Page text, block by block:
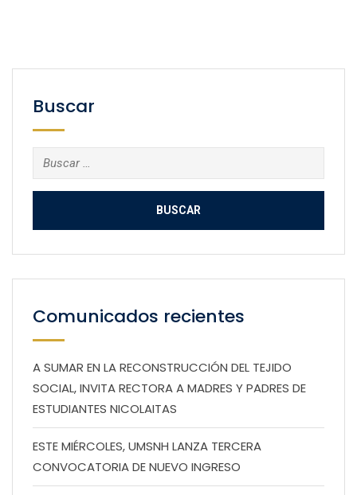
Buscar
Buscar:
Comunicados recientes
A SUMAR EN LA RECONSTRUCCIÓN DEL TEJIDO
SOCIAL, INVITA RECTORA A MADRES Y PADRES DE
ESTUDIANTES NICOLAITAS
ESTE MIÉRCOLES, UMSNH LANZA TERCERA
CONVOCATORIA DE NUEVO INGRESO